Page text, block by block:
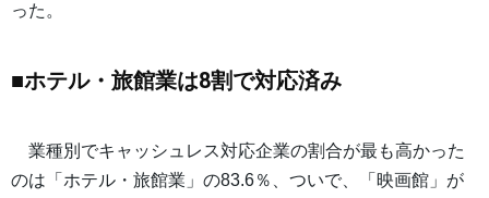
った。
■ホテル・旅館業は8割で対応済み
業種別でキャッシュレス対応企業の割合が最も高かった
のは「ホテル・旅館業」の83.6％、ついで、「映画館」が